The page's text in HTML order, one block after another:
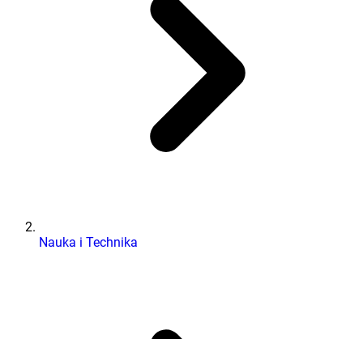
Nauka i Technika